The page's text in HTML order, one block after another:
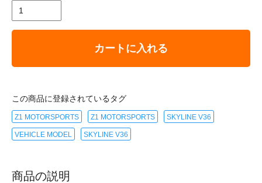
カートに入れる
この商品に登録されているタグ
Z1 MOTORSPORTS Z1 MOTORSPORTS SKYLINE V36
VEHICLE MODEL SKYLINE V36
商品の説明